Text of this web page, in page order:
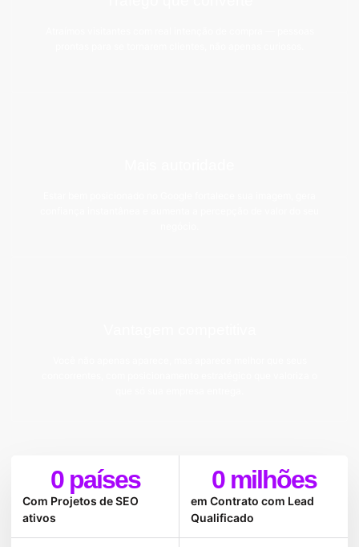
Com Projetos de SEO
ativos
0 países
em Contrato com Lead
Qualificado
0 milhões